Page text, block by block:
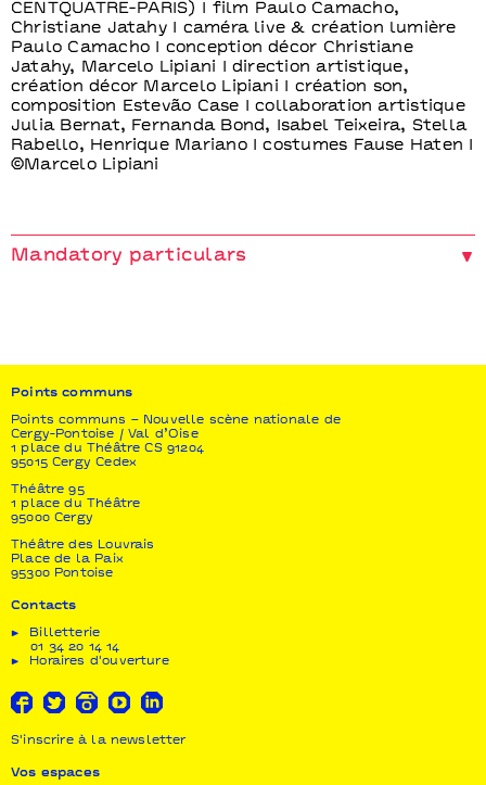
CENTQUATRE-PARIS) I film Paulo Camacho,
Christiane Jatahy I caméra live & création lumière
Paulo Camacho I conception décor Christiane
Jatahy, Marcelo Lipiani I direction artistique,
création décor Marcelo Lipiani I création son,
composition Estevão Case I collaboration artistique
Julia Bernat, Fernanda Bond, Isabel Teixeira, Stella
Rabello, Henrique Mariano I costumes Fause Haten I
©Marcelo Lipiani
Mandatory particulars
CENTQUATRE-PARIS - La compagnie Vértice de
Teatro est soutenue par Petrobras.
Points communs
Points communs – Nouvelle scène nationale de
Cergy-Pontoise / Val d’Oise
1 place du Théâtre CS 91204
95015 Cergy Cedex
Théâtre 95
1 place du Théâtre
95000 Cergy
Théâtre des Louvrais
Place de la Paix
95300 Pontoise
Contacts
Billetterie
01 34 20 14 14
Horaires d'ouverture
S'inscrire à la newsletter
Vos espaces